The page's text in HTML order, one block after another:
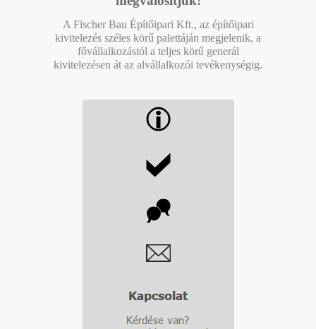
A Fischer Bau Építőipari Kft., az építőipari
kivitelezés széles körű palettáján megjelenik, a
fővállalkozástól a teljes körű generál
kivitelezésen át az alvállalkozói tevékenységig.